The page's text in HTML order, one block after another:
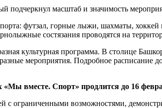
подчеркнул масштаб и значимость
футзал, горные лыжи, шахматы,
состязания проводятся на
культурная программа. В столице
мероприятия. Подробное
«Мы вместе. Спорт» продлится до 16
с ограниченными возможностями,